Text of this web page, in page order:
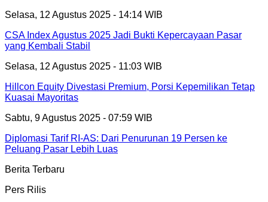
Selasa, 12 Agustus 2025 - 14:14 WIB
CSA Index Agustus 2025 Jadi Bukti Kepercayaan Pasar
yang Kembali Stabil
Selasa, 12 Agustus 2025 - 11:03 WIB
Hillcon Equity Divestasi Premium, Porsi Kepemilikan Tetap
Kuasai Mayoritas
Sabtu, 9 Agustus 2025 - 07:59 WIB
Diplomasi Tarif RI-AS: Dari Penurunan 19 Persen ke
Peluang Pasar Lebih Luas
Berita Terbaru
Pers Rilis